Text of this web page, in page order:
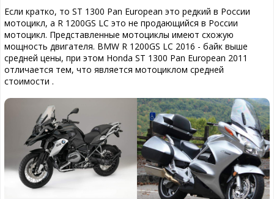
Если кратко, то ST 1300 Pan European это редкий в России
мотоцикл, а R 1200GS LC это не продающийся в России
мотоцикл. Представленные мотоциклы имеют схожую
мощность двигателя. BMW R 1200GS LC 2016 - байк выше
средней цены, при этом Honda ST 1300 Pan European 2011
отличается тем, что является мотоциклом средней
стоимости .